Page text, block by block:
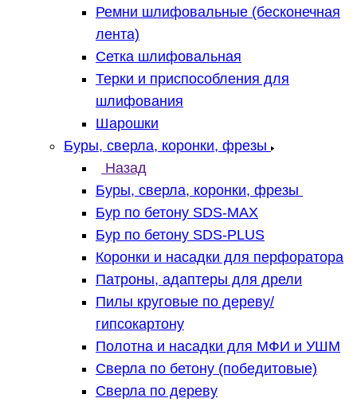
Ремни шлифовальные (бесконечная
лента)
Сетка шлифовальная
Терки и приспособления для
шлифования
Шарошки
Буры, сверла, коронки, фрезы
Назад
Буры, сверла, коронки, фрезы
Бур по бетону SDS-MAX
Бур по бетону SDS-PLUS
Коронки и насадки для перфоратора
Патроны, адаптеры для дрели
Пилы круговые по дереву/
гипсокартону
Полотна и насадки для МФИ и УШМ
Сверла по бетону (победитовые)
Сверла по дереву